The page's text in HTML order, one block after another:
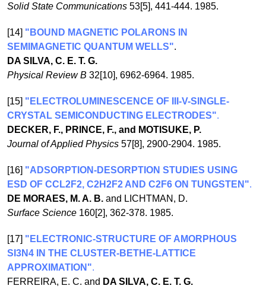
Solid State Communications 53[5], 441-444. 1985.
[14] "BOUND MAGNETIC POLARONS IN
SEMIMAGNETIC QUANTUM WELLS".
DA SILVA, C. E. T. G.
Physical Review B 32[10], 6962-6964. 1985.
[15] "ELECTROLUMINESCENCE OF III-V-SINGLE-
CRYSTAL SEMICONDUCTING ELECTRODES".
DECKER, F., PRINCE, F., and MOTISUKE, P.
Journal of Applied Physics 57[8], 2900-2904. 1985.
[16] "ADSORPTION-DESORPTION STUDIES USING
ESD OF CCL2F2, C2H2F2 AND C2F6 ON TUNGSTEN".
DE MORAES, M. A. B. and LICHTMAN, D.
Surface Science 160[2], 362-378. 1985.
[17] "ELECTRONIC-STRUCTURE OF AMORPHOUS
SI3N4 IN THE CLUSTER-BETHE-LATTICE
APPROXIMATION".
FERREIRA, E. C. and DA SILVA, C. E. T. G.